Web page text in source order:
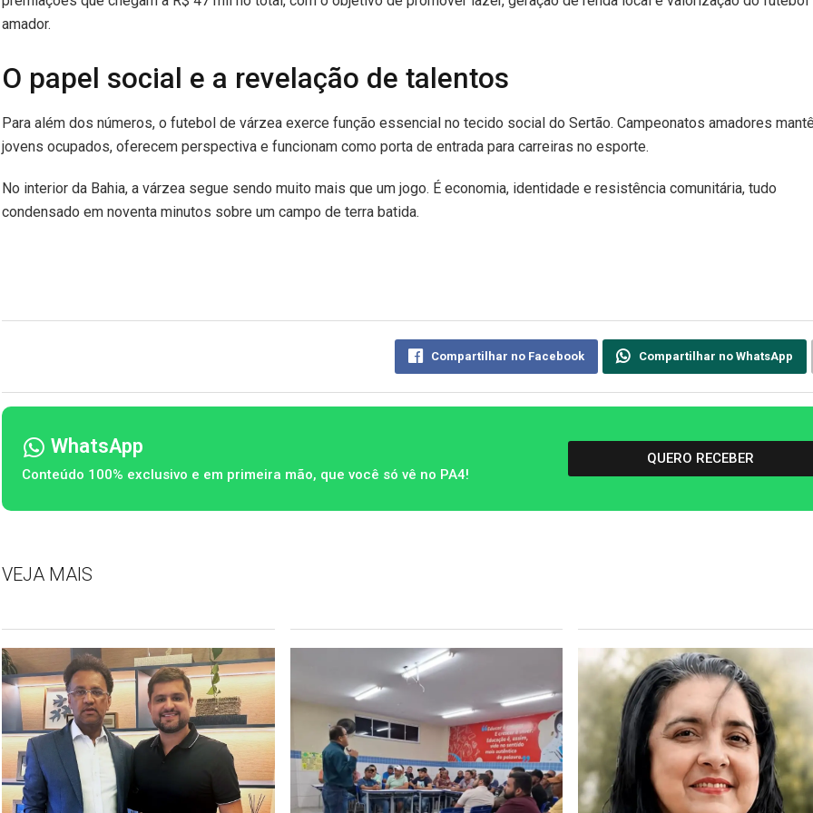
amador.
O papel social e a revelação de talentos
Para além dos números, o futebol de várzea exerce função essencial no tecido social do Sertão. Campeonatos amadores
jovens ocupados, oferecem perspectiva e funcionam como porta de entrada para carreiras no esporte.
No interior da Bahia, a várzea segue sendo muito mais que um jogo. É economia, identidade e resistência comunitária, tudo
condensado em noventa minutos sobre um campo de terra batida.
Compartilhar no Facebook Compartilhar no WhatsApp
WhatsApp
Conteúdo 100% exclusivo e em primeira mão, que você só vê no PA4!
QUERO RECEBER
VEJA MAIS